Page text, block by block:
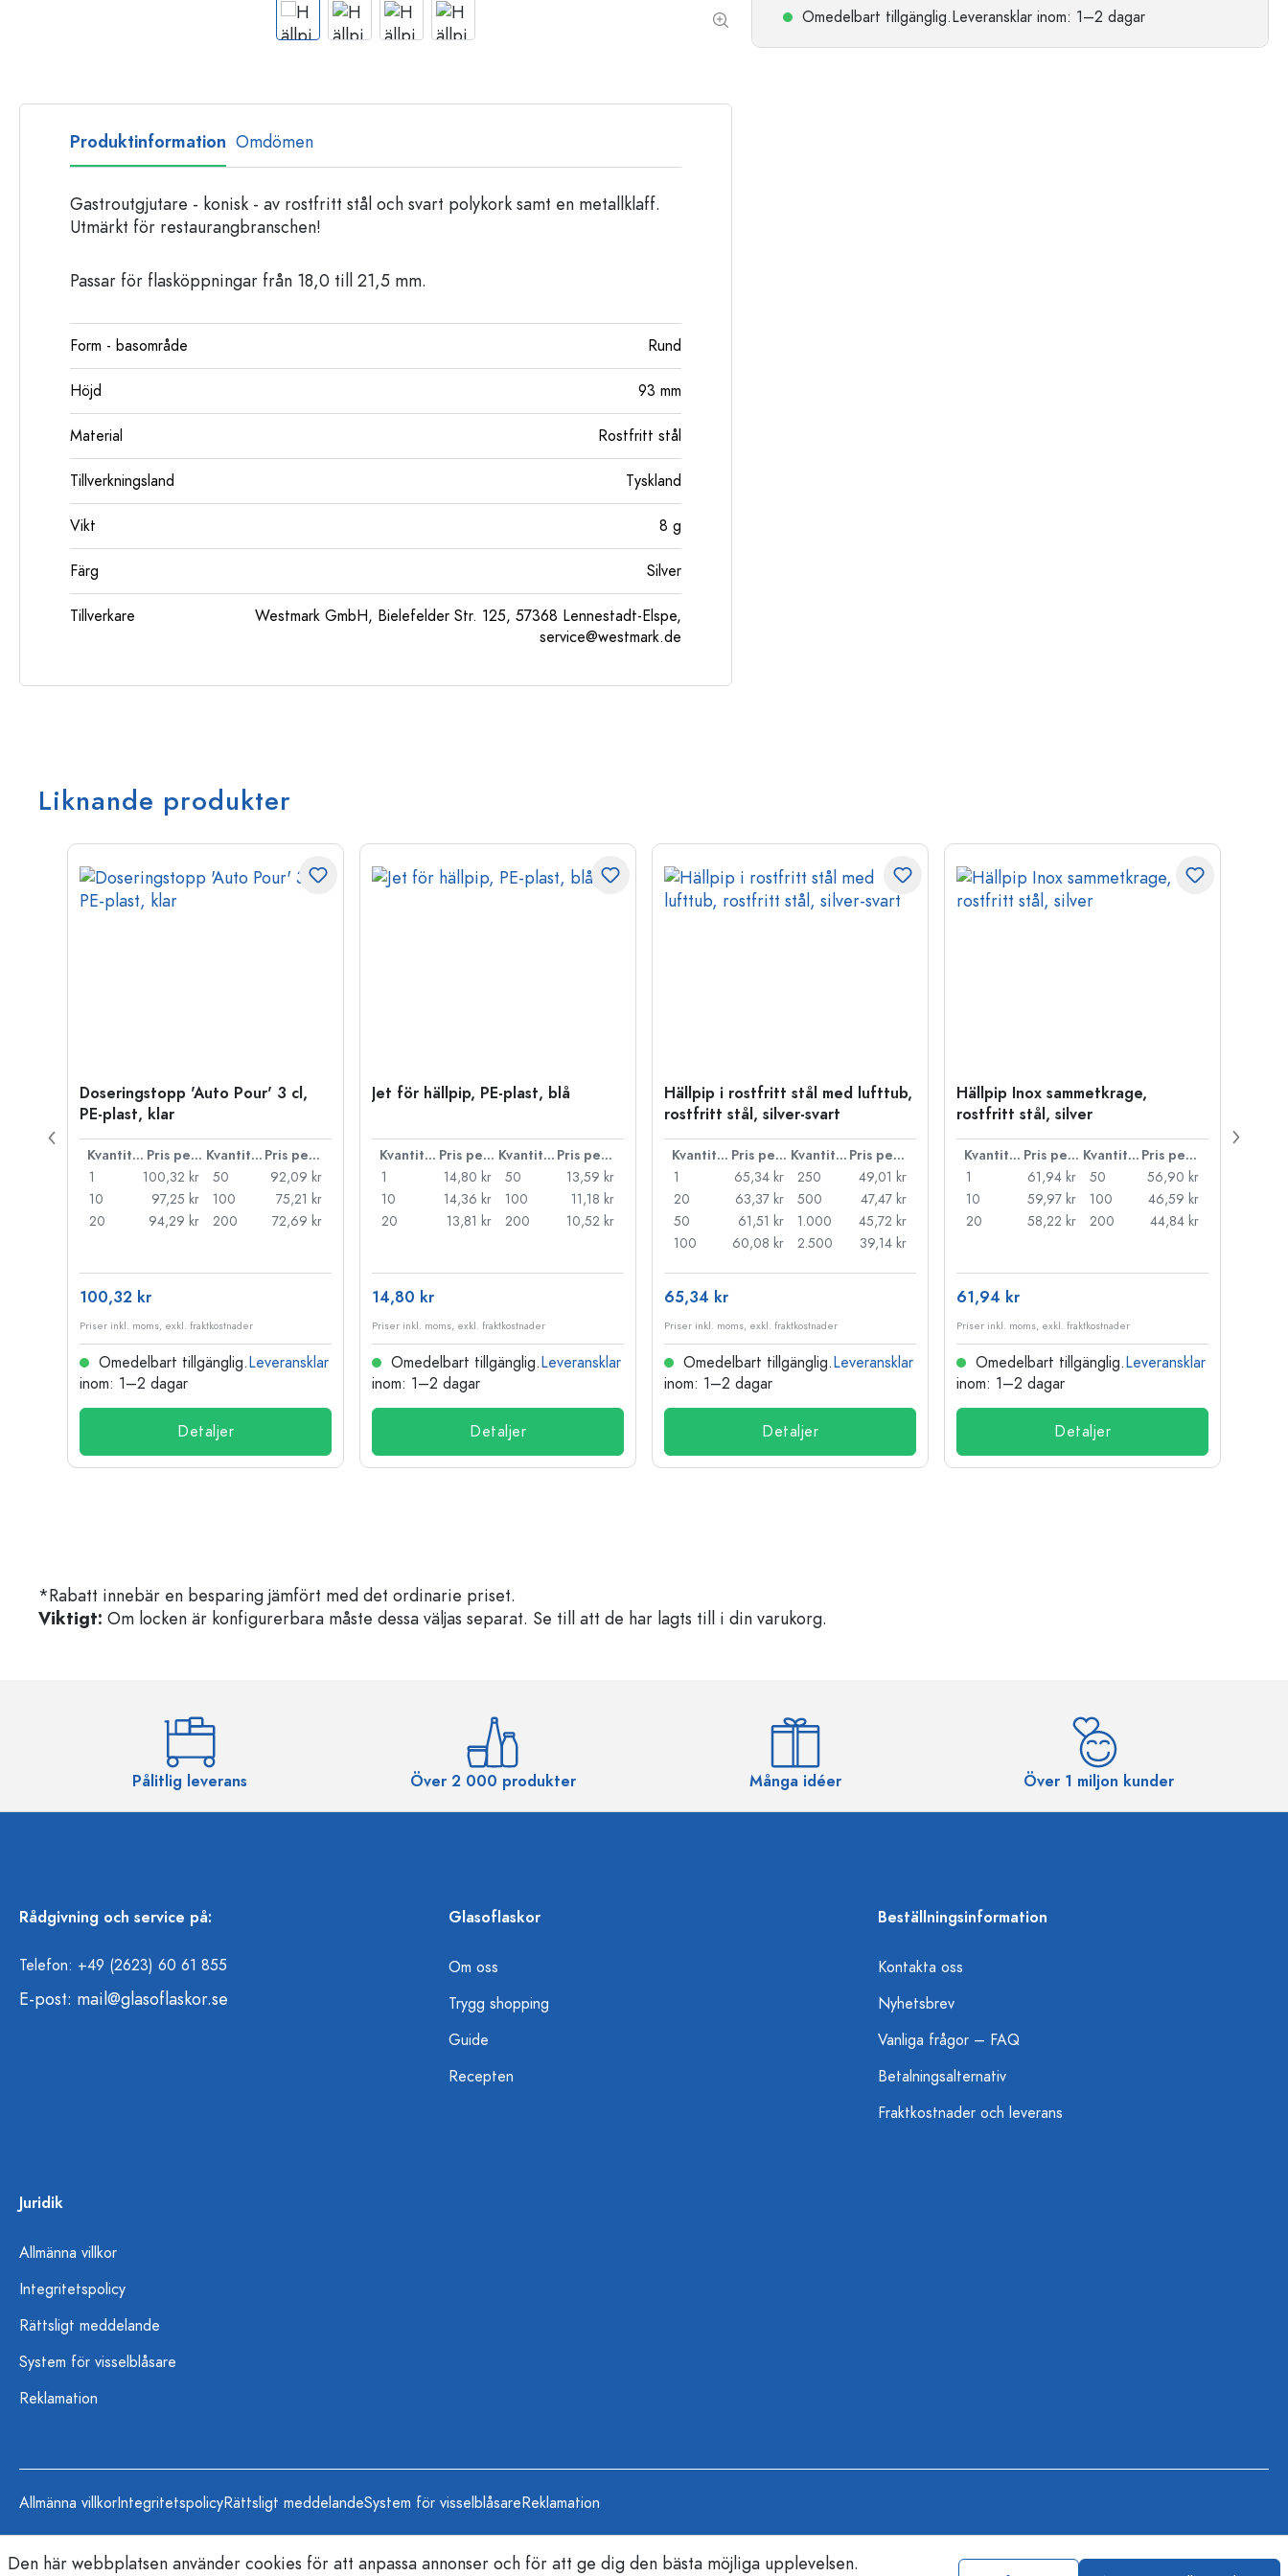
Glasflaskor
Plastflaskor
Omedelbart tillgänglig.Leveransklar inom: 1–2 dagar
Produktinformation Omdömen
Gastroutgjutare - konisk - av rostfritt stål och svart polykork samt en metallklaff.
Utmärkt för restaurangbranschen!
Passar för flasköppningar från 18,0 till 21,5 mm.
Form - basområde Rund
Höjd 93 mm
Material Rostfritt stål
Tillverkningsland Tyskland
Vikt 8 g
Färg Silver
Tillverkare
Westmark GmbH, Bielefelder Str. 125, 57368 Lennestadt-Elspe,
service@westmark.de
Liknande produkter
Doseringstopp 'Auto Pour' 3 cl,
PE-plast, klar
Kvantitet Pris per styck Kvantitet
Pris per styck
1
100,32 kr
10
97,25 kr
20
94,29 kr
50
92,09 kr
100
75,21 kr
200
72,69 kr
100,32 kr
Priser inkl. moms, exkl. fraktkostnader
Omedelbart tillgänglig.Leveransklar
inom: 1–2 dagar
Detaljer
Jet för hällpip, PE-plast, blå
Kvantitet Pris per styck Kvantitet
Pris per styck
1
14,80 kr
10
14,36 kr
20
13,81 kr
50
13,59 kr
100
11,18 kr
200
10,52 kr
14,80 kr
Priser inkl. moms, exkl. fraktkostnader
Omedelbart tillgänglig.Leveransklar
inom: 1–2 dagar
Detaljer
Hällpip i rostfritt stål med lufttub,
rostfritt stål, silver-svart
Kvantitet Pris per styck Kvantitet
Pris per styck
1
65,34 kr
20
63,37 kr
50
61,51 kr
100
60,08 kr
250
49,01 kr
500
47,47 kr
1.000
45,72 kr
2.500
39,14 kr
65,34 kr
Priser inkl. moms, exkl. fraktkostnader
Omedelbart tillgänglig.Leveransklar
inom: 1–2 dagar
Detaljer
Hällpip Inox sammetkrage,
rostfritt stål, silver
Kvantitet Pris per styck Kvantitet
Pris per styck
1
61,94 kr
10
59,97 kr
20
58,22 kr
50
56,90 kr
100
46,59 kr
200
44,84 kr
61,94 kr
Priser inkl. moms, exkl. fraktkostnader
Omedelbart tillgänglig.Leveransklar
inom: 1–2 dagar
Detaljer
*Rabatt innebär en besparing jämfört med det ordinarie priset.
Viktigt: Om locken är konfigurerbara måste dessa väljas separat. Se till att de har lagts till i din varukorg.
Pålitlig leverans Över 2 000 produkter Många idéer Över 1 miljon kunder
Rådgivning och service på:
Telefon: +49 (2623) 60 61 855
E-post: mail@glasoflaskor.se
Glasoflaskor
Om oss
Trygg shopping
Guide
Recepten
Beställningsinformation
Kontakta oss
Nyhetsbrev
Vanliga frågor – FAQ
Betalningsalternativ
Fraktkostnader och leverans
Juridik
Allmänna villkor
Integritetspolicy
Rättsligt meddelande
System för visselblåsare
Reklamation
Allmänna villkorIntegritetspolicyRättsligt meddelandeSystem för visselblåsareReklamation
Den här webbplatsen använder cookies för att anpassa annonser och för att ge dig den bästa möjliga upplevelsen.